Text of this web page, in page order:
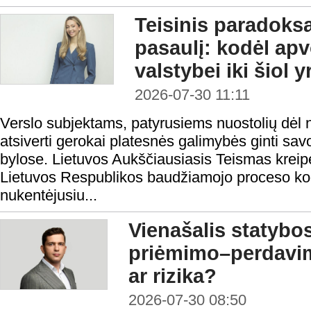
Teisinis
pasaulį: kodėl
valstybei iki šiol
2026-07-30 11:11
Verslo subjektams, patyrusiems nuostolių dėl
atsiverti gerokai platesnės galimybės ginti
bylose. Lietuvos Aukščiausiasis Teismas
Lietuvos Respublikos baudžiamojo proceso
nukentėjusiu...
Vienašalis
ar rizika?
2026-07-30 08:50